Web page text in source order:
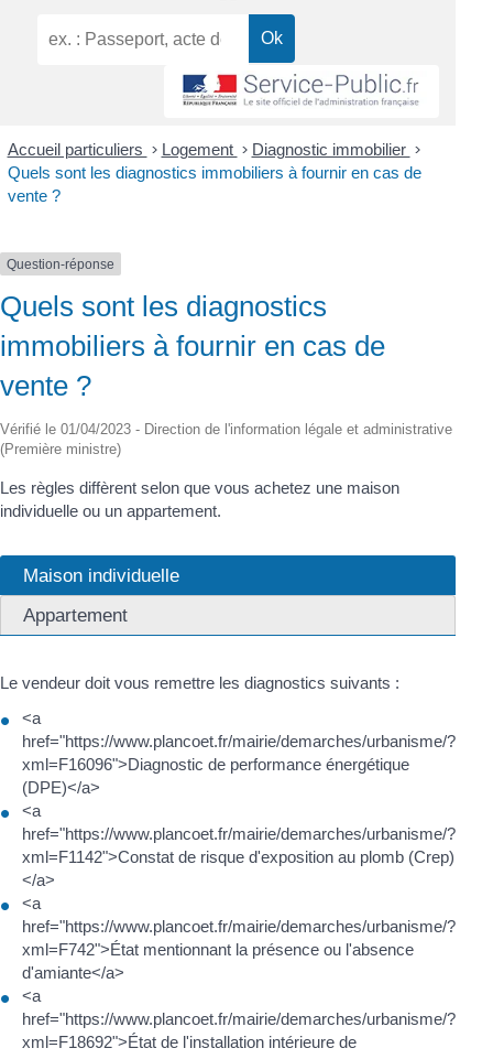
Accueil particuliers > Logement > Diagnostic immobilier >
Quels sont les diagnostics immobiliers à fournir en cas de
vente ?
Question-réponse
Quels sont les diagnostics
immobiliers à fournir en cas de
vente ?
Vérifié le 01/04/2023 - Direction de l'information légale et administrative
(Première ministre)
Les règles diffèrent selon que vous achetez une maison
individuelle ou un appartement.
Maison individuelle
Appartement
Le vendeur doit vous remettre les diagnostics suivants :
<a
href="https://www.plancoet.fr/mairie/demarches/urbanisme/?
xml=F16096">Diagnostic de performance énergétique
(DPE)</a>
<a
href="https://www.plancoet.fr/mairie/demarches/urbanisme/?
xml=F1142">Constat de risque d'exposition au plomb (Crep)
</a>
<a
href="https://www.plancoet.fr/mairie/demarches/urbanisme/?
xml=F742">État mentionnant la présence ou l'absence
d'amiante</a>
<a
href="https://www.plancoet.fr/mairie/demarches/urbanisme/?
xml=F18692">État de l'installation intérieure de